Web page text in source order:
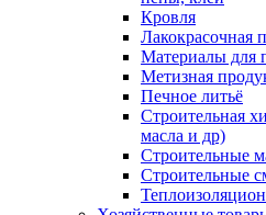
Кровля
Лакокрасочная
Материалы для
Метизная
Печное литьё
Строительная
масла и др)
Строительные
Строительные